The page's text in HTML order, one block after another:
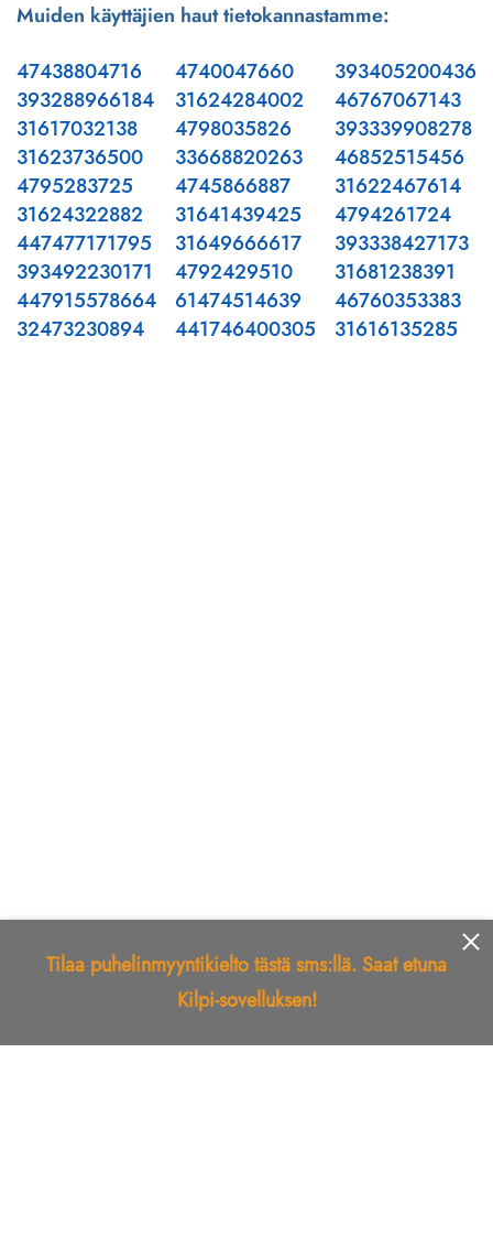
Muiden käyttäjien haut tietokannastamme:
47438804716
393288966184
31617032138
31623736500
4795283725
31624322882
447477171795
393492230171
447915578664
32473230894
4740047660
31624284002
4798035826
33668820263
4745866887
31641439425
31649666617
4792429510
61474514639
441746400305
393405200436
46767067143
393339908278
46852515456
31622467614
4794261724
393338427173
31681238391
46760353383
31616135285
Tilaa puhelinmyyntikielto tästä sms:llä. Saat etuna
Kilpi-sovelluksen!